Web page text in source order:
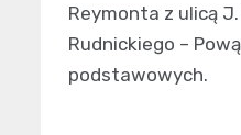
Reymonta z ulicą
Rudnickiego –
podstawowych.